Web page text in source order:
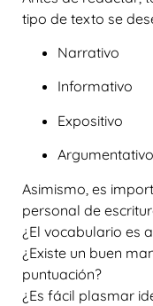
tipo de texto se
Narrativo
Informativo
Expositivo
Argumentativo
Asimismo, es
personal de
¿El vocabulario es
¿Existe un buen
puntuación?
¿Es fácil plasmar